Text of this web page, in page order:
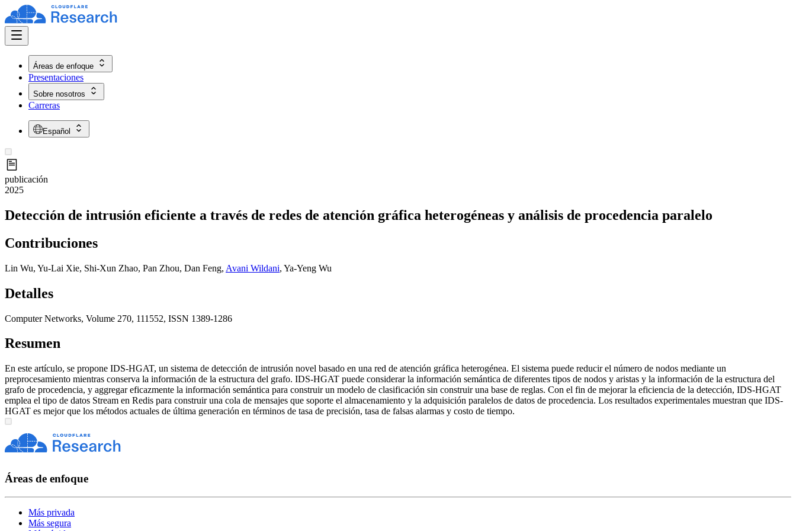
Áreas de enfoque
Presentaciones
Sobre nosotros
Carreras
Español
publicación
2025
Detección de intrusión eficiente a través de redes de atención gráfica heterogéneas y análisis de procedencia paralelo
Contribuciones
Lin Wu, Yu-Lai Xie, Shi-Xun Zhao, Pan Zhou, Dan Feng, Avani Wildani, Ya-Yeng Wu
Detalles
Computer Networks, Volume 270, 111552, ISSN 1389-1286
Resumen
En este artículo, se propone IDS-HGAT, un sistema de detección de intrusión novel basado en una red de atención gráfica heterogénea. El sistema puede reducir el número de nodos mediante un
preprocesamiento mientras conserva la información de la estructura del grafo. IDS-HGAT puede considerar la información semántica de diferentes tipos de nodos y aristas y la información de la estructura del
grafo de procedencia, y aggregar eficazmente la información semántica para construir un modelo de clasificación sin construir una base de reglas. Con el fin de mejorar la eficiencia de la detección, IDS-HGAT
emplea el tipo de datos Stream en Redis para construir una cola de mensajes que soporte el almacenamiento y la adquisición paralelos de datos de procedencia. Los resultados experimentales muestran que IDS-
HGAT es mejor que los métodos actuales de última generación en términos de tasa de precisión, tasa de falsas alarmas y costo de tiempo.
Áreas de enfoque
Más privada
Más segura